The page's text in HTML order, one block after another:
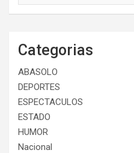
Categorias
ABASOLO
DEPORTES
ESPECTACULOS
ESTADO
HUMOR
Nacional